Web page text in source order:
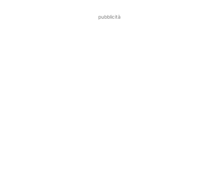
pubblicità